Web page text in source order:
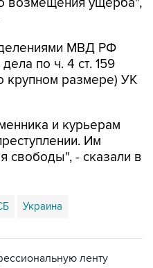
МВД РФ
по ч. 4 ст. 159
крупном размере) УК
и курьерам
Им
свободы", - сказали в
Украина
ленту